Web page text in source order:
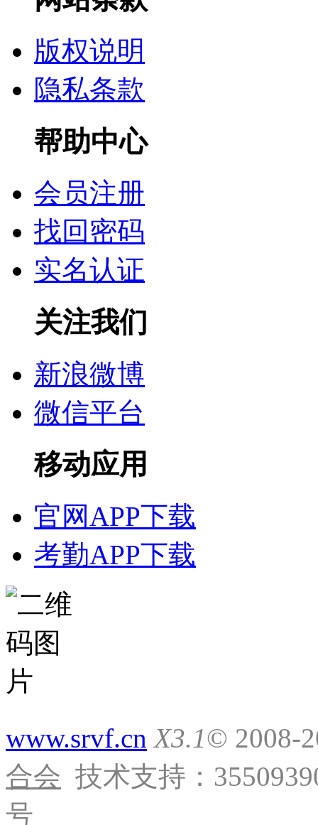
版权说明
隐私条款
帮助中心
会员注册
找回密码
实名认证
关注我们
新浪微博
微信平台
移动应用
官网APP下载
考勤APP下载
www.srvf.cn X3.1© 2008-
合会 技术支持：
号